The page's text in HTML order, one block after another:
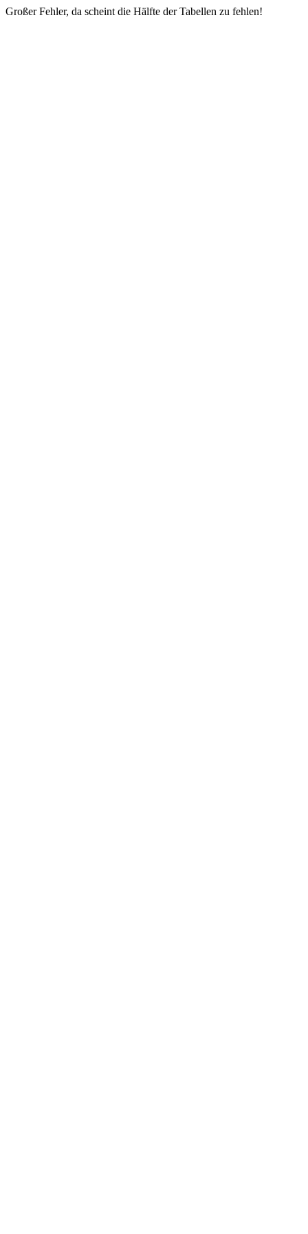
Großer Fehler, da scheint die Hälfte der Tabellen zu fehlen!